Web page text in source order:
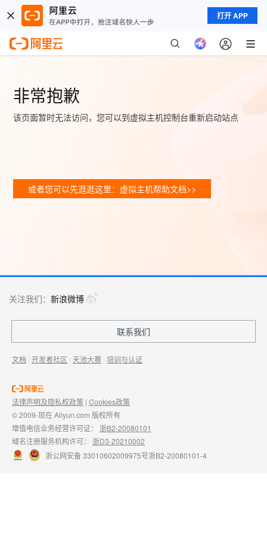
打开 APP
非常抱歉
该页面暂时无法访问，您可以到虚拟主机控制台重新启动站点
或者您可以先逛逛这里：虚拟主机帮助文档>>